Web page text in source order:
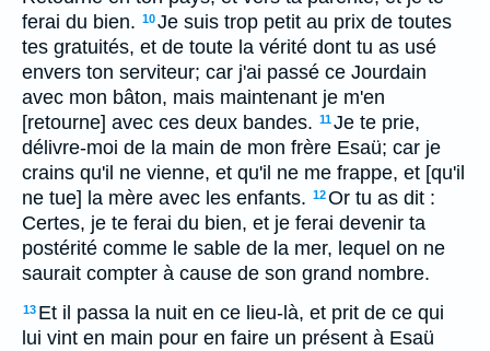
ferai du bien. 10Je suis trop petit au prix de toutes
tes gratuités, et de toute la vérité dont tu as usé
envers ton serviteur; car j'ai passé ce Jourdain
avec mon bâton, mais maintenant je m'en
[retourne] avec ces deux bandes. 11Je te prie,
délivre-moi de la main de mon frère Esaü; car je
crains qu'il ne vienne, et qu'il ne me frappe, et [qu'il
ne tue] la mère avec les enfants. 12Or tu as dit :
Certes, je te ferai du bien, et je ferai devenir ta
postérité comme le sable de la mer, lequel on ne
saurait compter à cause de son grand nombre.
13 Et il passa la nuit en ce lieu-là, et prit de ce qui
lui vint en main pour en faire un présent à Esaü